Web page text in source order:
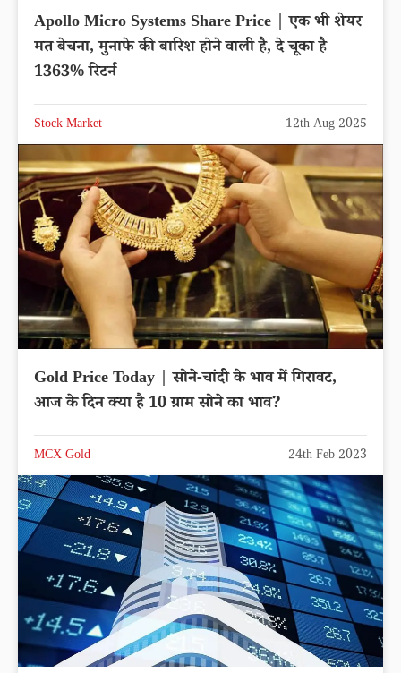
Apollo Micro Systems Share Price | एक भी शेयर
मत बेचना, मुनाफे की बारिश होने वाली है, दे चूका है
1363% रिटर्न
Stock Market 12th Aug 2025
Gold Price Today | सोने-चांदी के भाव में गिरावट,
आज के दिन क्या है 10 ग्राम सोने का भाव?
MCX Gold 24th Feb 2023